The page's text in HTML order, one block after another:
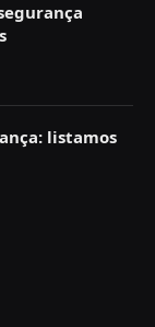
listamos